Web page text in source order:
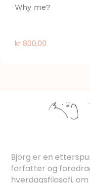
Why me?
kr 800,00
Björg er en
forfatter og
hverdagsfilosofi,